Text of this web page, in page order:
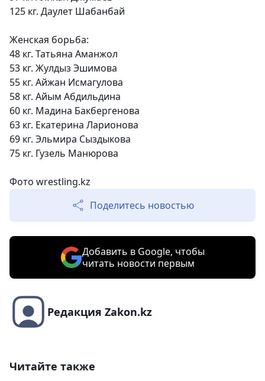
125 кг. Даулет Шабанбай
Женская борьба:
48 кг. Татьяна Аманжол
53 кг. Жулдыз Эшимова
55 кг. Айжан Исмагулова
58 кг. Айым Абдильдина
60 кг. Мадина Бакбергенова
63 кг. Екатерина Ларионова
69 кг. Эльмира Сыздыкова
75 кг. Гузель Манюрова
Фото wrestling.kz
Поделитесь новостью
Добавить в Google, чтобы
читать новости первым
Редакция Zakon.kz
Читайте также